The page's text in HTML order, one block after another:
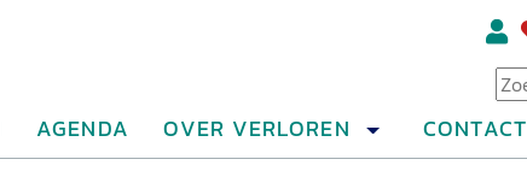
AGENDA OVER VERLOREN CONTACT